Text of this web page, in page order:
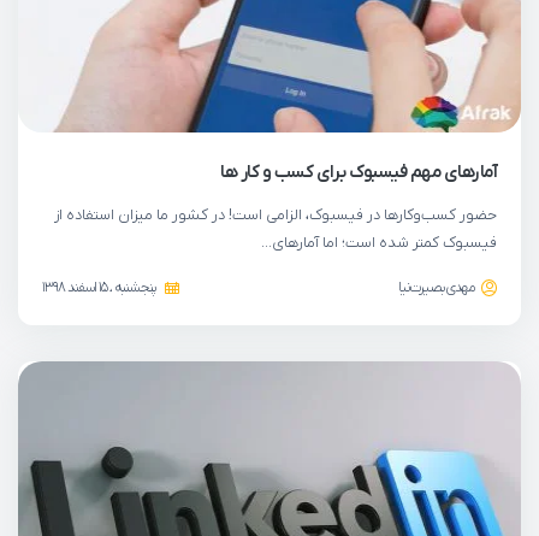
آمارهای مهم فیسبوک برای کسب و کار ها
حضور کسب‌وکارها در فیسبوک، الزامی است! در کشور ما میزان استفاده از
فیسبوک کمتر شده است؛ اما آمارهای…
مهدی بصیرت‌نیا پنجشنبه ، 15 اسفند 1398